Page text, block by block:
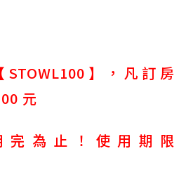
】，凡訂房
元
完為止！使用期限